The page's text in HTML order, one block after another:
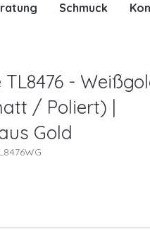
Schmuck
-
/ Poliert) |
Gold